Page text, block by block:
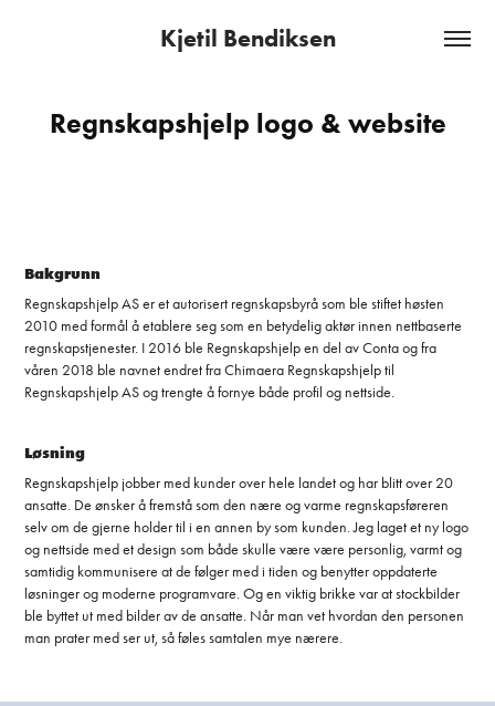
Kjetil Bendiksen
Regnskapshjelp logo & website
Bakgrunn
Regnskapshjelp AS er et autorisert regnskapsbyrå som ble stiftet høsten
2010 med formål å etablere seg som en betydelig aktør innen nettbaserte
regnskapstjenester. I 2016 ble Regnskapshjelp en del av Conta og fra
våren 2018 ble navnet endret fra Chimaera Regnskapshjelp til
Regnskapshjelp AS og trengte å fornye både profil og nettside.
Løsning
Regnskapshjelp jobber med kunder over hele landet og har blitt over 20
ansatte. De ønsker å fremstå som den nære og varme regnskapsføreren
selv om de gjerne holder til i en annen by som kunden. Jeg laget et ny logo
og nettside med et design som både skulle være være personlig, varmt og
samtidig kommunisere at de følger med i tiden og benytter oppdaterte
løsninger og moderne programvare. Og en viktig brikke var at stockbilder
ble byttet ut med bilder av de ansatte. Når man vet hvordan den personen
man prater med ser ut, så føles samtalen mye nærere.